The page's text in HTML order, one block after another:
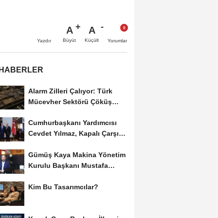
Yazdır
A
Büyüt
A
Küçült Yorumlar
Alarm Zilleri Çalıyor: Türk
Mücevher Sektörü Çöküş
Cumhurbaşkanı Yardımcısı
Cevdet Yılmaz, Kapalı Çarşı
Gümüş Kaya Makina Yönetim
Kurulu Başkanı Mustafa
Kim Bu Tasarımcılar?